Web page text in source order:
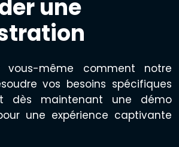
une
vous-même comment notre
vos besoins spécifiques
dès maintenant une démo
une expérience captivante